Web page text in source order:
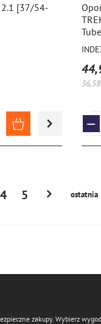
2.1 [37/54-
4 5 ostatnia
zakupy. Wybierz